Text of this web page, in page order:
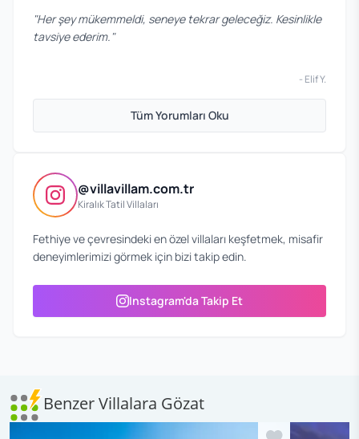
"Her şey mükemmeldi, seneye tekrar geleceğiz. Kesinlikle
tavsiye ederim. "
- Elif Y.
Tüm Yorumları Oku
@villavillam.com.tr
Kiralık Tatil Villaları
Fethiye ve çevresindeki en özel villaları keşfetmek, misafir
deneyimlerimizi görmek için bizi takip edin.
Instagram'da Takip Et
Benzer Villalara Gözat